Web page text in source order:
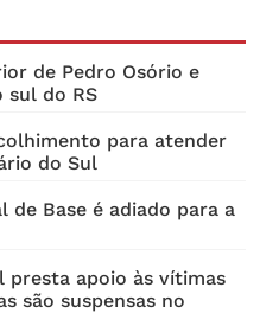
de Pedro Osório e
sul do RS
para atender
do Sul
de Base é adiado para a
presta apoio às vítimas
são suspensas no